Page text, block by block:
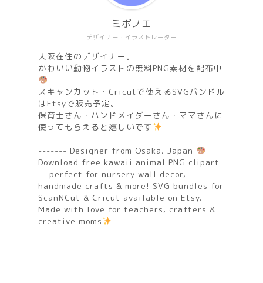
デザイナー・イラストレーター
ミポノエ
大阪在住のデザイナー。
かわいい動物イラストの無料PNG素材を配布中
スキャンカット・Cricutで使えるSVGバンドル
はEtsyで販売予定。
保育士さん・ハンドメイダーさん・ママさんに
使ってもらえると嬉しいです
------- Designer from Osaka, Japan
Download free kawaii animal PNG clipart
— perfect for nursery wall decor,
handmade crafts & more! SVG bundles for
ScanNCut & Cricut available on Etsy.
Made with love for teachers, crafters &
creative moms